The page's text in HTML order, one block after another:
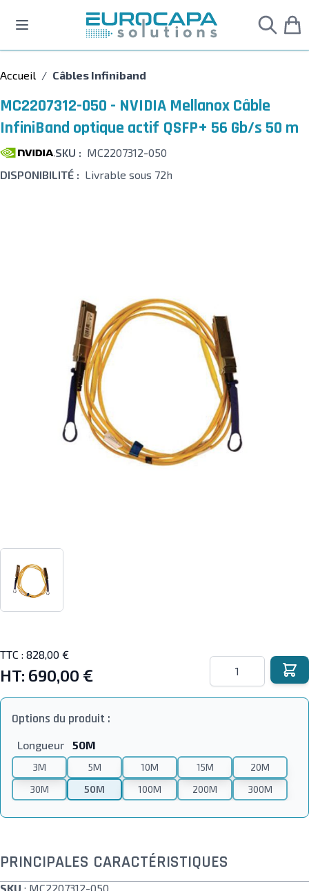
Accueil / Câbles Infiniband
MC2207312-050 - NVIDIA Mellanox Câble
InfiniBand optique actif QSFP+ 56 Gb/s 50 m
SKU : MC2207312-050
DISPONIBILITÉ : Livrable sous 72h
TTC : 828,00 €
HT: 690,00 €
Quantité
Options du produit :
Longueur 50M
3M 5M 10M 15M
20M
30M
50M 100M 200M 300M
PRINCIPALES CARACTÉRISTIQUES
SKU : MC2207312-050